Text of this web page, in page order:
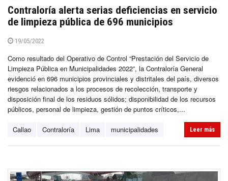
Contraloría alerta serias deficiencias en servicio
de limpieza pública de 696 municipios
19/05/2022
Como resultado del Operativo de Control “Prestación del Servicio de
Limpieza Pública en Municipalidades 2022”, la Contraloría General
evidenció en 696 municipios provinciales y distritales del país, diversos
riesgos relacionados a los procesos de recolección, transporte y
disposición final de los residuos sólidos; disponibilidad de los recursos
públicos, personal de limpieza, gestión de puntos críticos,...
Callao Contraloría Lima municipalidades Leer más